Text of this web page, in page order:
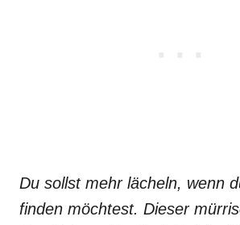
Du sollst mehr lächeln, wenn
finden möchtest. Dieser